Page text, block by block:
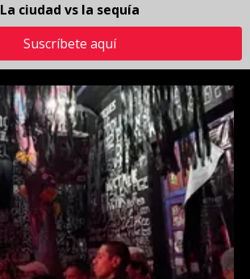
La ciudad vs la sequía
Suscríbete aquí